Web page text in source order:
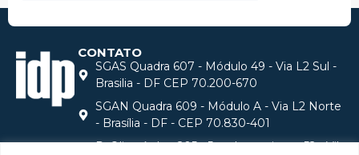
CONTATO
SGAS Quadra 607 - Módulo 49 - Via L2 Sul -
Brasilia - DF CEP 70.200-670
SGAN Quadra 609 - Módulo A - Via L2 Norte
- Brasília - DF - CEP 70.830-401
R. Olimpíadas, 205 - 5 andar conjunto 52 - Vila